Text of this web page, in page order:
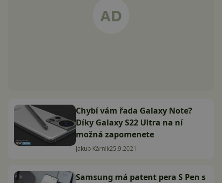
Chybí vám řada Galaxy Note?
Díky Galaxy S22 Ultra na ní
možná zapomenete
Jakub Kárník25.9.2021
Samsung má patent pera S Pen s